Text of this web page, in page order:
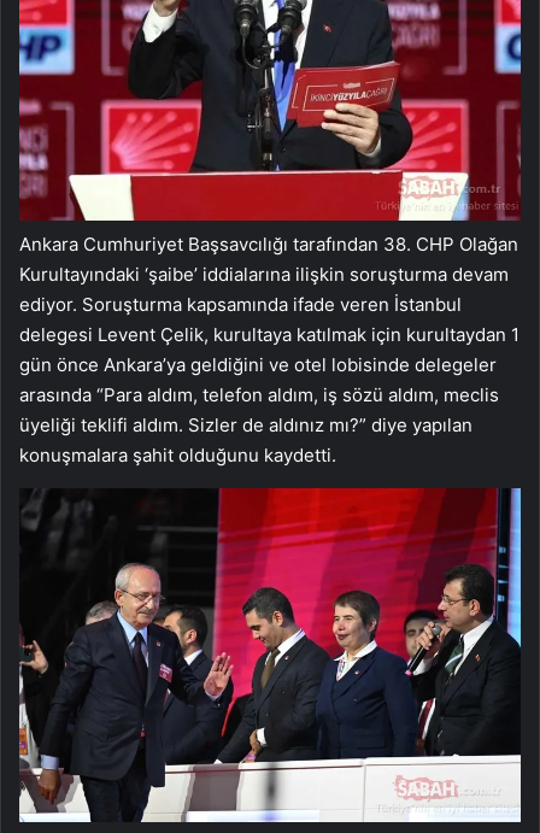
Ankara Cumhuriyet Başsavcılığı tarafından 38. CHP Olağan
Kurultayındaki ‘şaibe’ iddialarına ilişkin soruşturma devam
ediyor. Soruşturma kapsamında ifade veren İstanbul
delegesi Levent Çelik, kurultaya katılmak için kurultaydan 1
gün önce Ankara’ya geldiğini ve otel lobisinde delegeler
arasında “Para aldım, telefon aldım, iş sözü aldım, meclis
üyeliği teklifi aldım. Sizler de aldınız mı?” diye yapılan
konuşmalara şahit olduğunu kaydetti.